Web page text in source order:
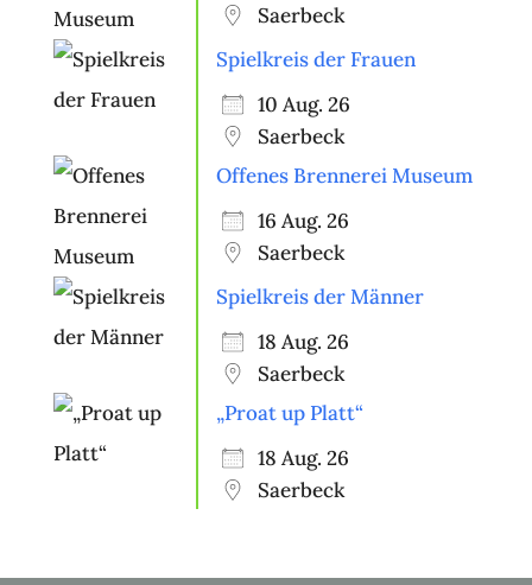
Saerbeck
Spielkreis der Frauen
10 Aug. 26
Saerbeck
Offenes Brennerei Museum
16 Aug. 26
Saerbeck
Spielkreis der Männer
18 Aug. 26
Saerbeck
„Proat up Platt“
18 Aug. 26
Saerbeck